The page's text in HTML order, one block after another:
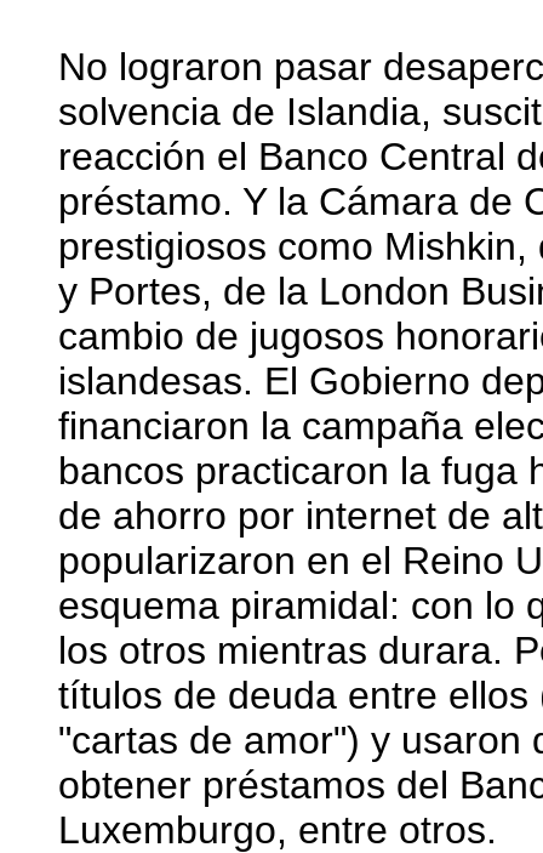
No lograron pasar
solvencia de Islandia,
reacción el Banco Central
préstamo. Y la Cámara de
prestigiosos como
y Portes, de la London
cambio de jugosos
islandesas. El Gobierno
financiaron la campaña
bancos practicaron la fuga
de ahorro por internet de
popularizaron en el Reino
esquema piramidal: con lo
los otros mientras durara.
títulos de deuda entre
"cartas de amor") y
obtener préstamos del
Luxemburgo, entre otros.